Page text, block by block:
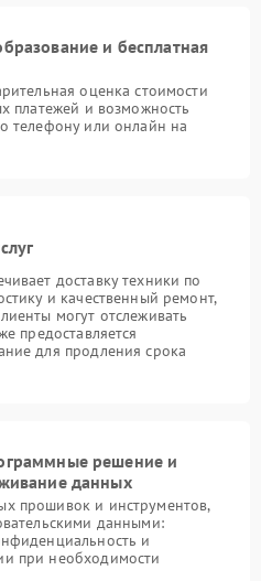
и бесплатная
оценка стоимости
платежей и возможность
телефону или онлайн на
доставку техники по
и качественный ремонт,
могут отслеживать
предоставляется
для продления срока
решение и
данных
прошивок и инструментов,
данными:
и
при необходимости